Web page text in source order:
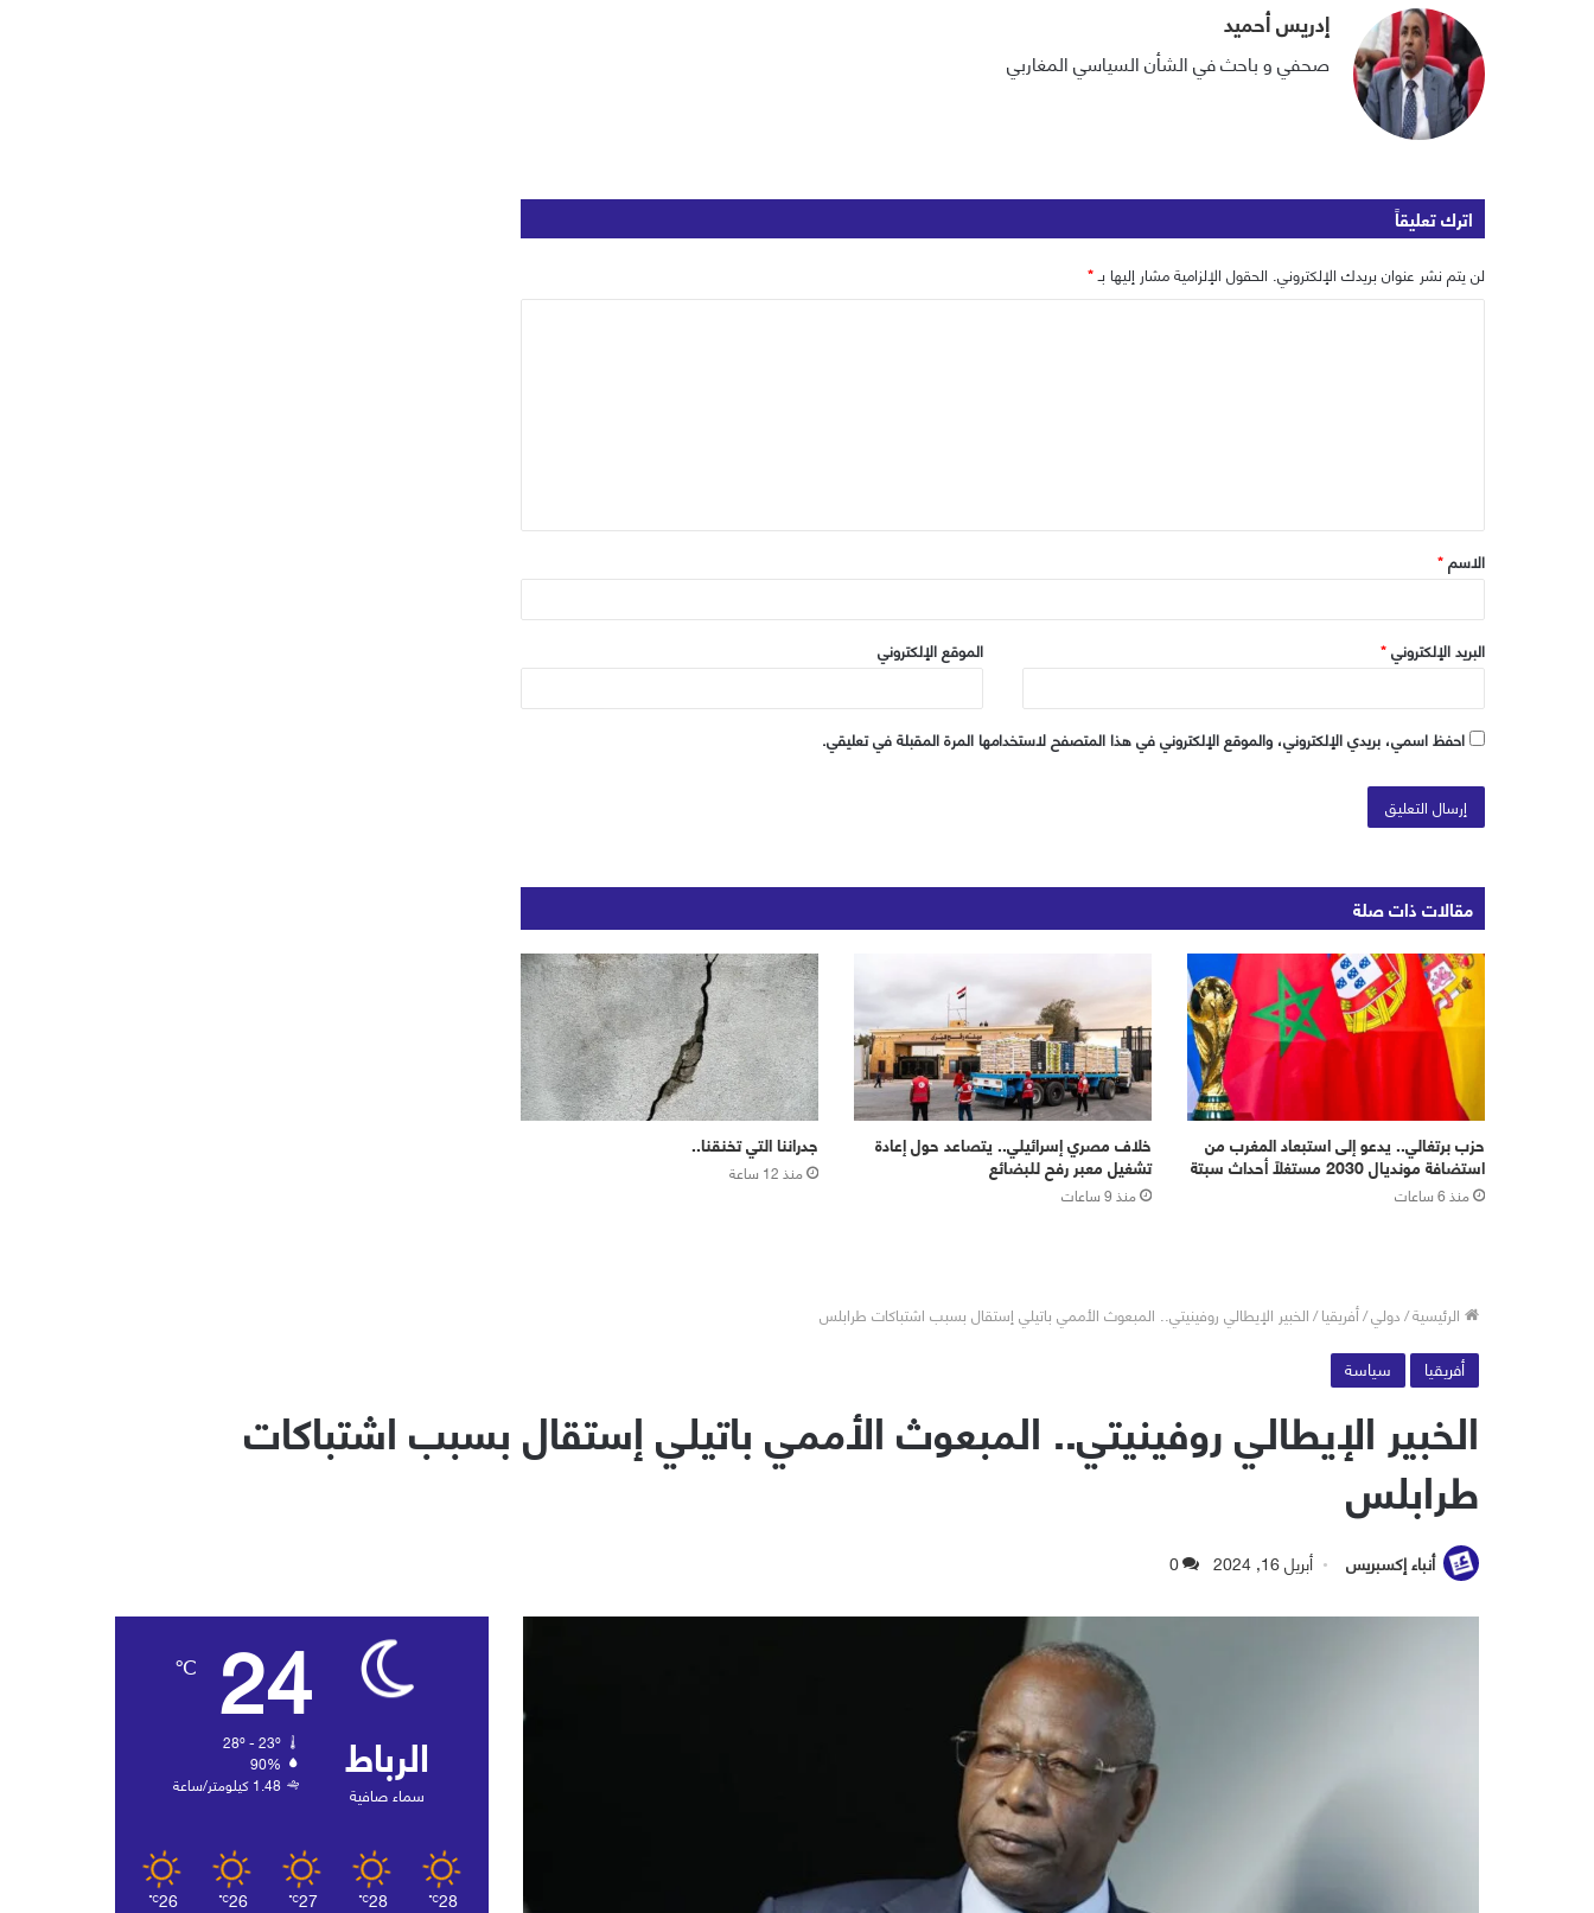
إدريس أحميد
صحفي و باحث في الشأن السياسي المغاربي
اترك تعليقاً
لن يتم نشر عنوان بريدك الإلكتروني. الحقول الإلزامية مشار إليها بـ*
ق
*
الاسم*
البريد الإلكتروني* الموقع الإلكتروني
احفظ اسمي، بريدي الإلكتروني، والموقع الإلكتروني في هذا المتصفح لاستخدامها المرة المقبلة في تعليقي.
مقالات ذات صلة
حزب برتغالي.. يدعو إلى استبعاد المغرب من
استضافة مونديال 2030 مستغلاً أحداث سبتة
منذ 6 ساعات
خلاف مصري إسرائيلي.. يتصاعد حول إعادة
تشغيل معبر رفح للبضائع
منذ 9 ساعات
جدراننا التي تخنقنا..
منذ 12 ساعة